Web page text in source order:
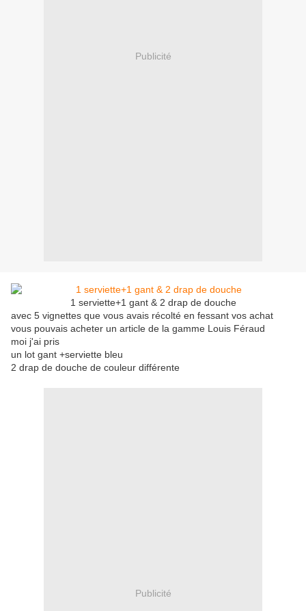
Publicité
1 serviette+1 gant & 2 drap de douche
avec 5 vignettes que vous avais récolté en fessant vos achat
vous pouvais acheter un article de la gamme Louis Féraud
moi j'ai pris
un lot gant +serviette bleu
2 drap de douche de couleur différente
Publicité